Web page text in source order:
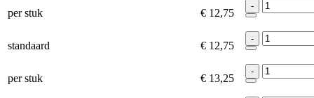
per stuk € 12,75
-
standaard € 12,75
-
per stuk € 13,25
-